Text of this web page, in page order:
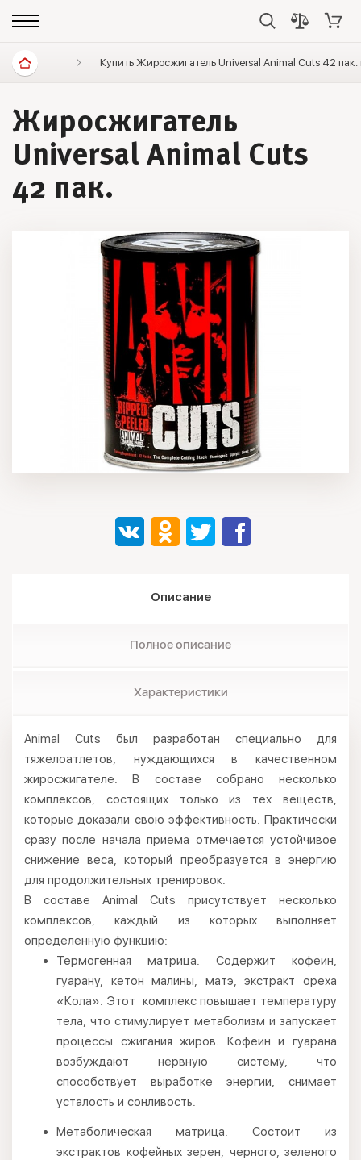
Спортивное питание Жиросжигатели
Купить Жиросжигатель Universal Animal Cuts 42 пак.
Жиросжигатель
Universal Animal Cuts
42 пак.
Описание
Полное описание
Характеристики
Animal Cuts был разработан специально для
тяжелоатлетов, нуждающихся в качественном
жиросжигателе. В составе собрано несколько
комплексов, состоящих только из тех веществ,
которые доказали свою эффективность. Практически
сразу после начала приема отмечается устойчивое
снижение веса, который преобразуется в энергию
для продолжительных тренировок.
В составе Animal Cuts присутствует несколько
комплексов, каждый из которых выполняет
определенную функцию:
Термогенная матрица. Содержит кофеин,
гуарану, кетон малины, матэ, экстракт ореха
«Кола». Этот комплекс повышает температуру
тела, что стимулирует метаболизм и запускает
процессы сжигания жиров. Кофеин и гуарана
возбуждают нервную систему, что
способствует выработке энергии, снимает
усталость и сонливость.
Метаболическая матрица. Состоит из
экстрактов кофейных зерен, черного, зеленого